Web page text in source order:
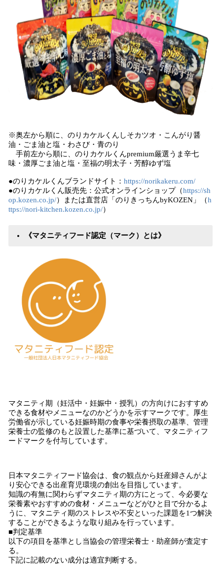
※奥左から順に、のりカケルくんしそカツオ・こんがり醤
油・ごま油と塩・わさび・青のり
手前左から順に、のりカケルくんpremium厳選うま辛七
味・濃厚ごま油と塩・至福の明太子・芳醇ゆず塩
●のりカケルくんブランドサイト： https://norikakeru.com/
●のりカケルくん販売先：公式オンラインショップ（https://sh
op.kozen.co.jp/）または直営店「のりきっちんbyKOZEN」（h
ttps://nori-kitchen.kozen.co.jp/）
《マタニティフード認定（マーク）とは》
マタニティ期（妊活中・妊娠中・授乳）の方向けにおすすめ
できる食材やメニューなのかどうかを示すマークです。厚生
労働省が示している妊娠時期の食事や栄養摂取の基準、管理
栄養士の監修のもと設置した基準に基づいて、マタニティフ
ードマークを付与しています。
日本マタニティフード協会は、食の観点から妊産婦さんがよ
り安心できる出産育児環境の創出を目指しています。
知識の有無に関わらずマタニティ期の方にとって、今必要な
栄養素やおすすめの食材・メニューなどがひと目で分かるよ
うに、マタニティ期のストレスや不安といった課題を1つ解決
することができるような取り組みを行っています。
■判定基準
以下の項目を基準とし当協会の管理栄養士・助産師が査定す
る。
下記に記載のない成分は適宜判断する。